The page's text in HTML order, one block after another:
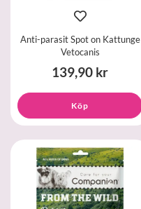
Anti-parasit Spot on Kattunge
Vetocanis
139,90 kr
Köp